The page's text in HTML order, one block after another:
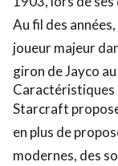
Au fil des
joueur majeur
giron de Jayco
Starcraft
en plus de
modernes, des